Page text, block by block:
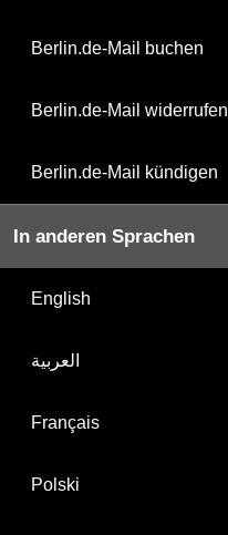
Berlin.de-Mail buchen
Berlin.de-Mail widerrufen
Berlin.de-Mail kündigen
In anderen Sprachen
English
العربية
Français
Polski